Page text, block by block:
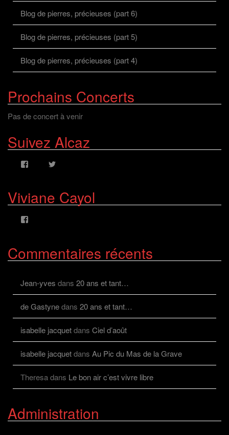
Blog de pierres, précieuses (part 6)
Blog de pierres, précieuses (part 5)
Blog de pierres, précieuses (part 4)
Prochains Concerts
Pas de concert à venir
Suivez Alcaz
AlcazFR
sur
Voir
alcazfr
sur
Viviane Cayol
viviane.cayolalcaz
sur
Commentaires récents
Jean-yves dans 20 ans et tant…
de Gastynedans 20 ans et tant…
isabelle jacquetdans Ciel d’août
isabelle jacquetdans Au Pic du Mas de la Grave
Theresadans Le bon air c’est vivre libre
Administration